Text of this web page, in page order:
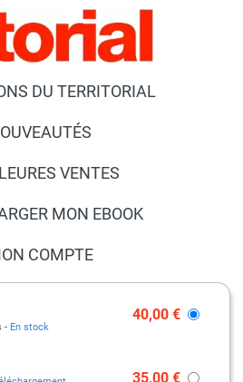
En stock
40,00 €
35,00 €
DU TERRITORIAL
VENTES
MON EBOOK
COMPTE
FAQ
PARTENARIATS